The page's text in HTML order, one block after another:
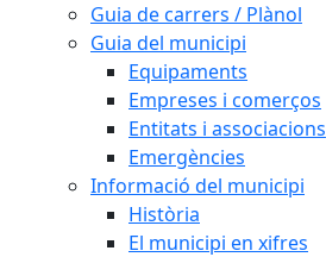
Guia de carrers / Plànol
Guia del municipi
Equipaments
Empreses i comerços
Entitats i associacions
Emergències
Informació del municipi
Història
El municipi en xifres